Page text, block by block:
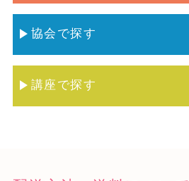
協会で探す
講座で探す